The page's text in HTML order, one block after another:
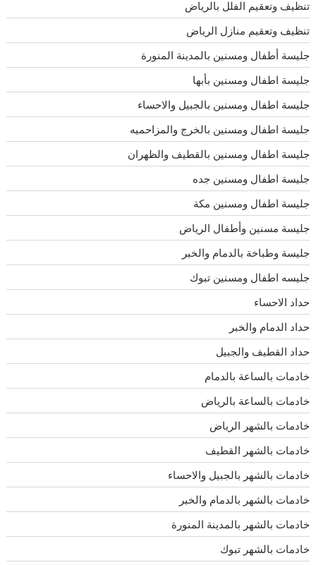
تنظيف وتعقيم الفلل بالرياض
تنظيف وتعقيم منازل الرياض
جليسة أطفال ومسنين بالمدينة المنورة
جليسة اطفال ومسنين بأبها
جليسة اطفال ومسنين بالجبيل والاحساء
جليسة اطفال ومسنين بالخرج والمزاحميه
جليسة اطفال ومسنين بالقطيف والظهران
جليسة اطفال ومسنين جده
جليسة اطفال ومسنين مكة
جليسة مسنين وأطفال الرياض
جليسة وطباخة بالدمام والخبر
جليسه اطفال ومسنين تبوك
حداد الاحساء
حداد الدمام والخبر
حداد القطيف والجبيل
خادمات بالساعة بالدمام
خادمات بالساعة بالرياض
خادمات بالشهر الرياض
خادمات بالشهر القطيف
خادمات بالشهر بالجبيل والاحساء
خادمات بالشهر بالدمام والخبر
خادمات بالشهر بالمدينة المنورة
خادمات بالشهر تبوك